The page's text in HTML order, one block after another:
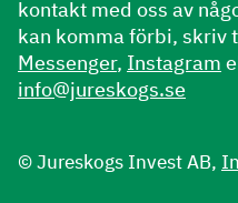
kontakt med oss av
kan komma förbi, skriv
Messenger, Instagram
info@jureskogs.se
© Jureskogs Invest AB,